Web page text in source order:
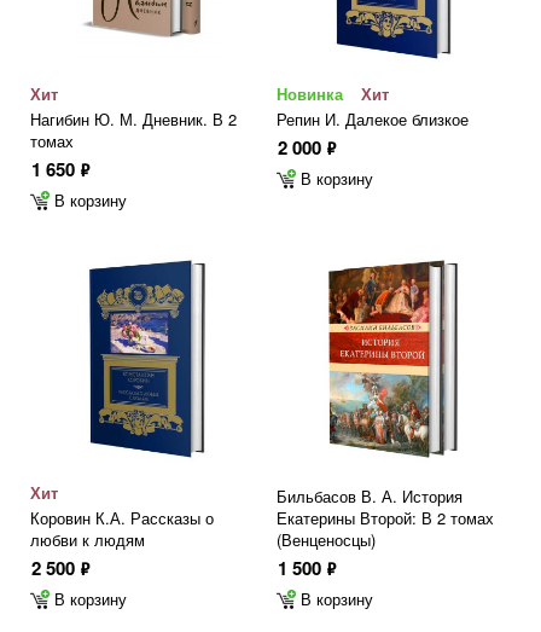
Хит
Нагибин Ю. М. Дневник. В 2
томах
1 650 ф
В корзину
Новинка
Хит
Репин И. Далекое близкое
2 000 ф
В корзину
Хит
Коровин К.А. Рассказы о
любви к людям
2 500 ф
В корзину
Бильбасов В. А. История
Екатерины Второй: В 2 томах
(Венценосцы)
1 500 ф
В корзину